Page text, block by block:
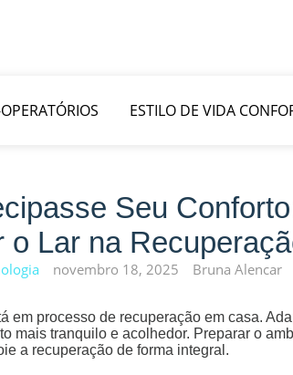
ESTILO DE VIDA
Seu
o Lar na
novembro 18, 2025 Bruna Alencar
em processo de recuperação em casa.
mais tranquilo e acolhedor. Preparar o
a recuperação de forma integral.